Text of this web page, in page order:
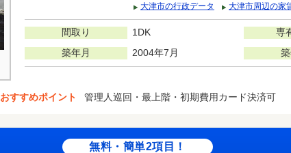
大津市の行政データ
大津市周辺の家
間取り 1DK 専
築年月 2004年7月
おすすめポイント 管理人巡回・最上階・初期費用カード決済可
無料・簡単2項目！